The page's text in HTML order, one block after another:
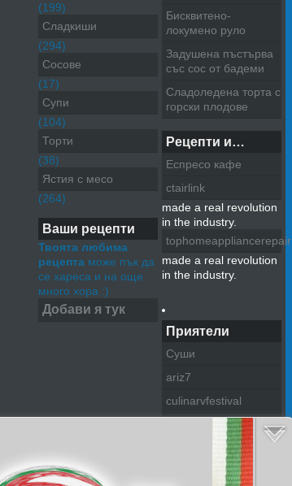
Бисквитено-
локумено руло
Задушена пъстърва
със сос от бадеми
Сладоледена торта с
горски плодове
Рецепти и…
Еспресо кафе
ctairlink
made a real revolution
in the industry.
tophomeappliancerepair
made a real revolution
in the industry.
Приятели
Суши
ariz7
culinarvfestival
pazitel na tradiciite
(199)
Сладкиши
(294)
Сосове
(17)
Супи
(104)
Торти
(38)
Ястия с месо
(264)
Ваши рецепти
Твоята любима
рецепта може пък да
се хареса и на още
много хора :)
Добави я тук